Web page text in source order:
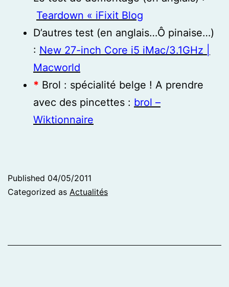
Teardown « iFixit Blog
D’autres test (en anglais…Ô pinaise…)
: New 27-inch Core i5 iMac/3.1GHz |
Macworld
* Brol : spécialité belge ! A prendre
avec des pincettes : brol –
Wiktionnaire
Published 04/05/2011
Categorized as Actualités